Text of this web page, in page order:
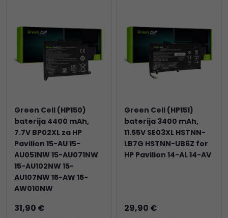
Green Cell (HP150)
baterija 4400 mAh,
7.7V BP02XL za HP
Pavilion 15-AU 15-
AU051NW 15-AU071NW
15-AU102NW 15-
AU107NW 15-AW 15-
AW010NW
31,90 €
Green Cell (HP151)
baterija 3400 mAh,
11.55V SE03XL HSTNN-
LB7G HSTNN-UB6Z for
HP Pavilion 14-AL 14-AV
29,90 €